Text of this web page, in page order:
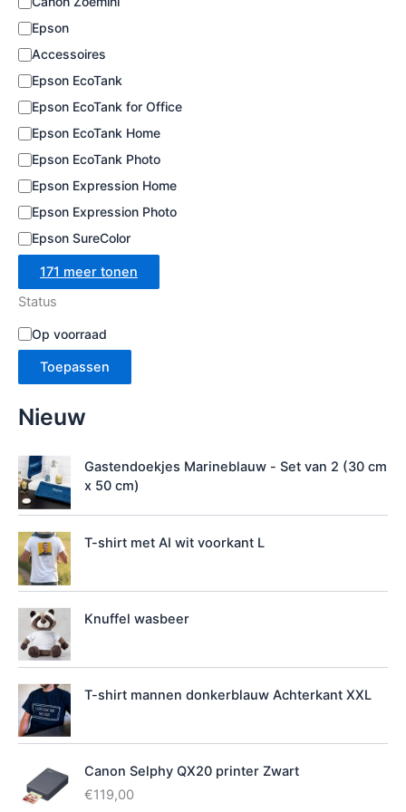
e
Epson
Accessoires
Epson EcoTank
Epson EcoTank for Office
Epson EcoTank Home
Epson EcoTank Photo
Epson Expression Home
Epson Expression Photo
Epson SureColor
171 meer tonen
Status
B
e
c
i
b
a
a
r
h
e
i
d
Op voorraad
Toepassen
Nieuw
Gastendoekjes Marineblauw - Set van 2 (30 cm
x 50 cm)
T-shirt met AI wit voorkant L
Knuffel wasbeer
T-shirt mannen donkerblauw Achterkant XXL
Canon Selphy QX20 printer Zwart
€119,00